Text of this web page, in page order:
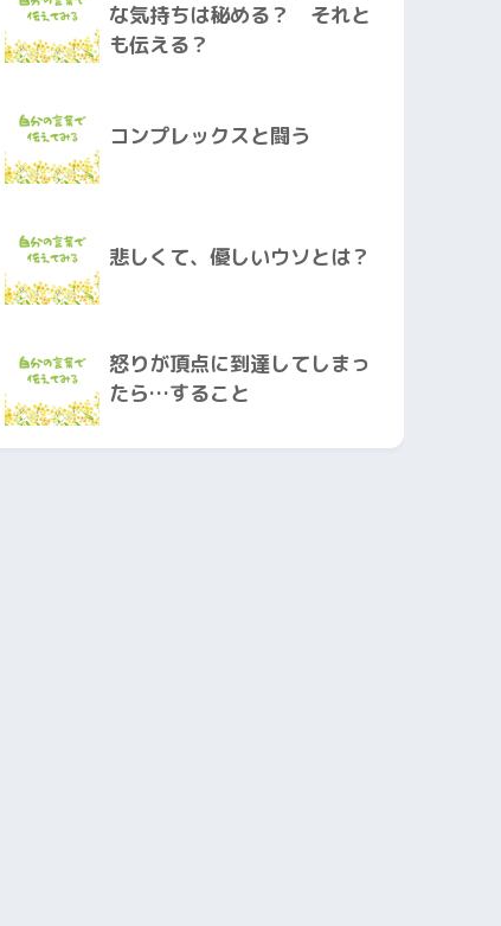
な気持ちは秘める？ それと
も伝える？
コンプレックスと闘う
悲しくて、優しいウソとは？
怒りが頂点に到達してしまっ
たら…すること